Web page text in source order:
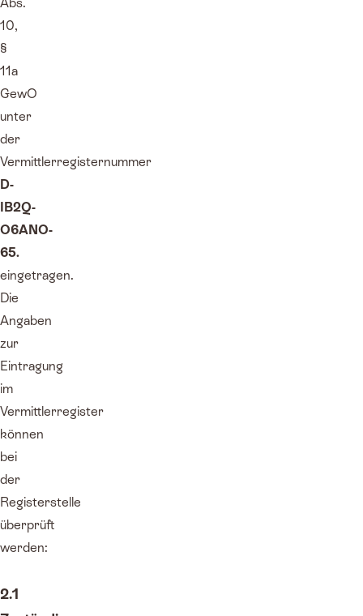
Abs.
10,
§
11a
GewO
unter
der
Vermittlerregisternummer
D-
IB2Q-
O6ANO-
65.
eingetragen.
Die
Angaben
zur
Eintragung
im
Vermittlerregister
können
bei
der
Registerstelle
überprüft
werden:
2.1